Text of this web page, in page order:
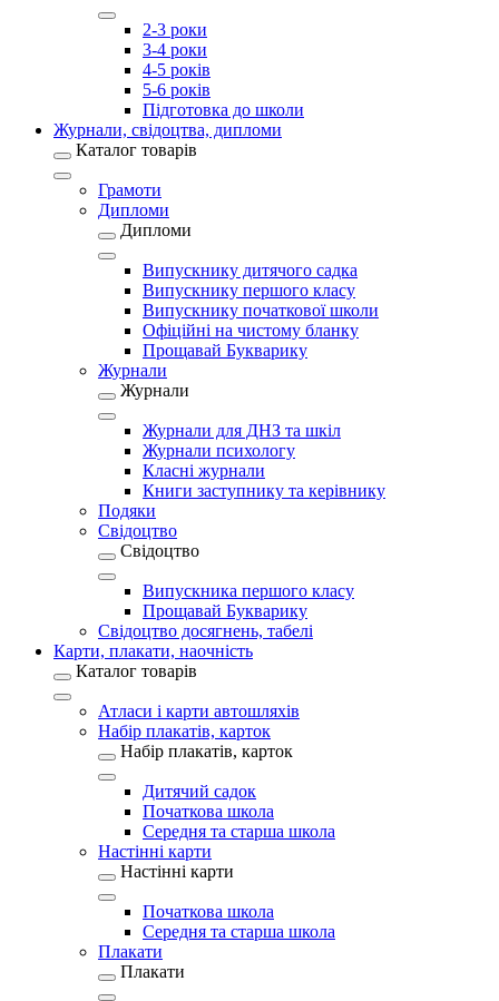
2-3 роки
3-4 роки
4-5 років
5-6 років
Підготовка до школи
Журнали, свідоцтва, дипломи
Каталог товарів
Грамоти
Дипломи
Дипломи
Випускнику дитячого садка
Випускнику першого класу
Випускнику початкової школи
Офіційні на чистому бланку
Прощавай Букварику
Журнали
Журнали
Журнали для ДНЗ та шкіл
Журнали психологу
Класні журнали
Книги заступнику та керівнику
Подяки
Свідоцтво
Свідоцтво
Випускника першого класу
Прощавай Букварику
Свідоцтво досягнень, табелі
Карти, плакати, наочність
Каталог товарів
Атласи і карти автошляхів
Набір плакатів, карток
Набір плакатів, карток
Дитячий садок
Початкова школа
Середня та старша школа
Настінні карти
Настінні карти
Початкова школа
Середня та старша школа
Плакати
Плакати